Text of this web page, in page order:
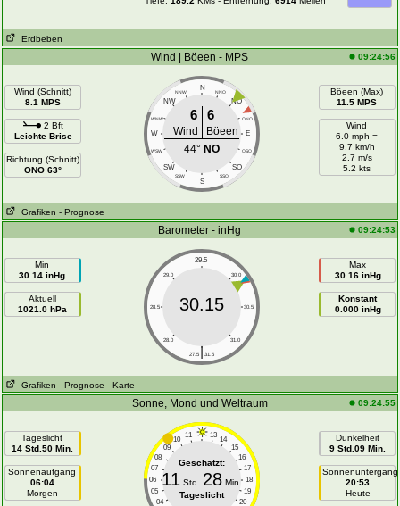
Erdbeben
Wind | Böeen - MPS 09:24:56
Wind (Schnitt)
8.1 MPS
2 Bft
Leichte Brise
Richtung (Schnitt)
ONO 63°
N
NNW NNO
NW NO
WNW ONO
W E
WSW OSO
SW SO
SSW SSO
S
6 6
Wind
Böeen
44° NO
Böeen (Max)
11.5 MPS
Wind
6.0 mph =
9.7 km/h
2.7 m/s
5.2 kts
Grafiken - Prognose
Barometer - inHg 09:24:53
Min
30.14 inHg
Aktuell
1021.0 hPa
29.5
29.0 30.0
28.5 30.5
28.0 31.0
|
27.5 31.5
30.15
Max
30.16 inHg
Konstant
0.000 inHg
Grafiken - Prognose - Karte
Sonne, Mond und Weltraum 09:24:55
Tageslicht
14 Std.50 Min.
Sonnenaufgang
06:04
Morgen
11 13
10
14
09
15
08
16
07
17
06
18
05
19
04
20
Geschätzt:
11 Std. 28Min.
Tageslicht
Dunkelheit
9 Std.09 Min.
Sonnenuntergang
20:53
Heute